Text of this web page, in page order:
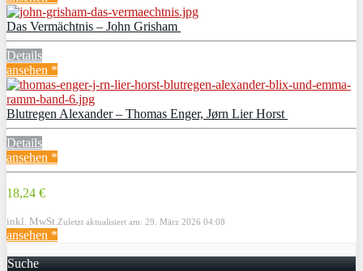
Das Vermächtnis – John Grisham
Details
ansehen *
Blutregen Alexander – Thomas Enger, Jørn Lier Horst
Details
ansehen *
18,24 €
inkl. MwSt. Zuletzt aktualisiert am: 29. März 2026 04:08
ansehen *
Suche